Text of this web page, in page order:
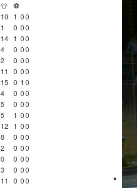
👕 ⚽
10 1 00
1 0 00
14 1 00
4 0 00
2 0 00
11 0 00
15 0 1 0
4 0 00
5 0 00
5 1 00
12 1 00
8 0 00
2 0 00
0 0 00
3 0 00
11 0 00